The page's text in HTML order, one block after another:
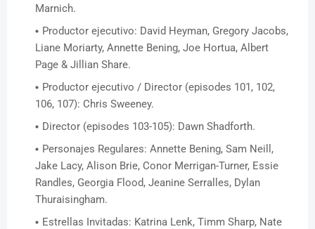
Marnich.
Productor ejecutivo: David Heyman, Gregory Jacobs,
Liane Moriarty, Annette Bening, Joe Hortua, Albert
Page & Jillian Share.
Productor ejecutivo / Director (episodes 101, 102,
106, 107): Chris Sweeney.
Director (episodes 103-105): Dawn Shadforth.
Personajes Regulares: Annette Bening, Sam Neill,
Jake Lacy, Alison Brie, Conor Merrigan-Turner, Essie
Randles, Georgia Flood, Jeanine Serralles, Dylan
Thuraisingham.
Estrellas Invitadas: Katrina Lenk, Timm Sharp, Nate